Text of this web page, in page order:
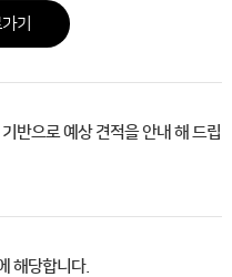
기
반으로 예상 견적을 안내 해 드립
해당합니다.